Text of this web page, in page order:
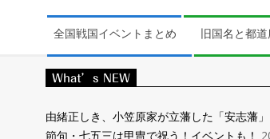
の
レ
ン
Navigation
Menu
全国戦国イベントまとめ 旧国名と都
What’s NEW
由緒正しき、小笠原家が立藩した「安志藩」
節句・七五三は甲冑で祝う！イベントも！